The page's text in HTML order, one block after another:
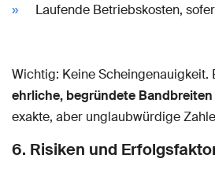
Laufende Betriebskosten,
Wichtig: Keine Scheingenauigkeit.
ehrliche, begründete Bandbreiten
exakte, aber unglaubwürdige
6. Risiken und